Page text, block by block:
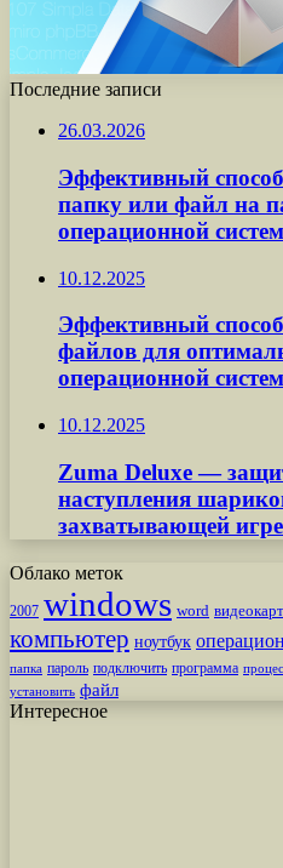
Последние записи
26.03.2026
Эффективный
папку или файл на
операционной
10.12.2025
Эффективный
файлов для
операционной
10.12.2025
Zuma Deluxe —
наступления
захватывающей
Облако меток
2007 windows word
компьютер ноутбук
папка пароль подключить программа
установить файл
Интересное